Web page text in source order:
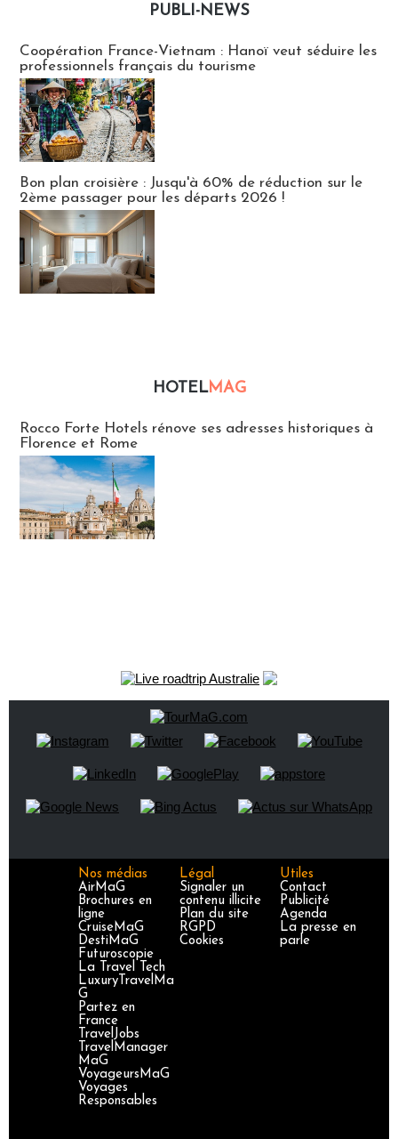
PUBLI-NEWS
Coopération France-Vietnam : Hanoï veut séduire les
professionnels français du tourisme
Bon plan croisière : Jusqu'à 60% de réduction sur le
2ème passager pour les départs 2026 !
HOTELMAG
Rocco Forte Hotels rénove ses adresses historiques à
Florence et Rome
Nos médias
AirMaG
Brochures en
ligne
CruiseMaG
DestiMaG
Futuroscopie
La Travel Tech
LuxuryTravelMa
G
Partez en
France
TravelJobs
TravelManager
MaG
VoyageursMaG
Voyages
Responsables
Légal
Signaler un
contenu illicite
Plan du site
RGPD
Cookies
Utiles
Contact
Publicité
Agenda
La presse en
parle